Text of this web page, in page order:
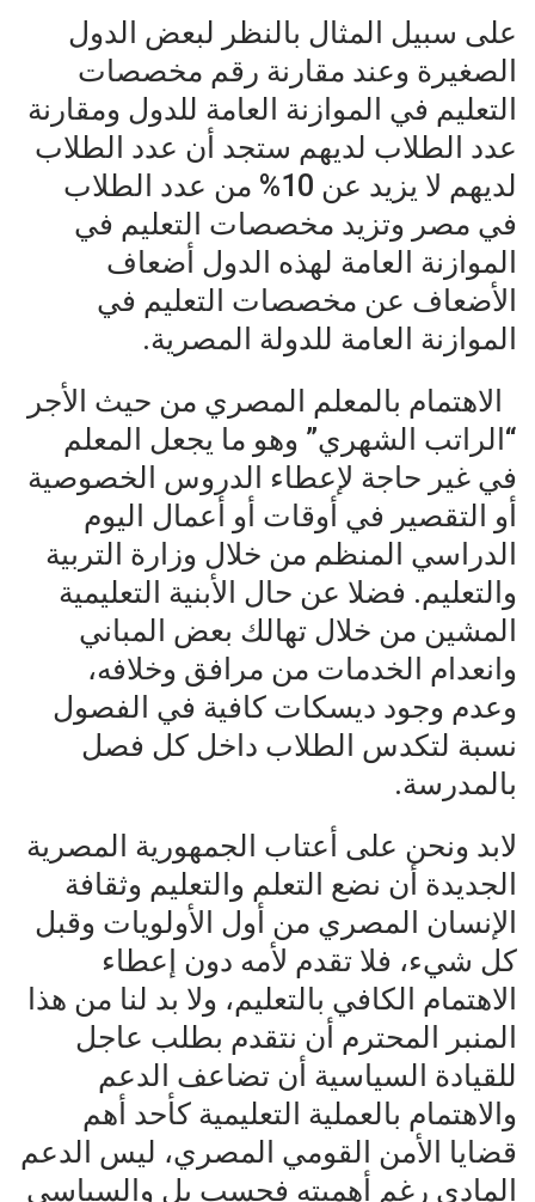
على سبيل المثال بالنظر لبعض الدول
الصغيرة وعند مقارنة رقم مخصصات
التعليم في الموازنة العامة للدول ومقارنة
عدد الطلاب لديهم ستجد أن عدد الطلاب
لديهم لا يزيد عن 10% من عدد الطلاب
في مصر وتزيد مخصصات التعليم في
الموازنة العامة لهذه الدول أضعاف
الأضعاف عن مخصصات التعليم في
الموازنة العامة للدولة المصرية.
الاهتمام بالمعلم المصري من حيث الأجر
“الراتب الشهري” وهو ما يجعل المعلم
في غير حاجة لإعطاء الدروس الخصوصية
أو التقصير في أوقات أو أعمال اليوم
الدراسي المنظم من خلال وزارة التربية
والتعليم. فضلا عن حال الأبنية التعليمية
المشين من خلال تهالك بعض المباني
وانعدام الخدمات من مرافق وخلافه،
وعدم وجود ديسكات كافية في الفصول
نسبة لتكدس الطلاب داخل كل فصل
بالمدرسة.
لابد ونحن على أعتاب الجمهورية المصرية
الجديدة أن نضع التعلم والتعليم وثقافة
الإنسان المصري من أول الأولويات وقبل
كل شيء، فلا تقدم لأمه دون إعطاء
الاهتمام الكافي بالتعليم، ولا بد لنا من هذا
المنبر المحترم أن نتقدم بطلب عاجل
للقيادة السياسية أن تضاعف الدعم
والاهتمام بالعملية التعليمية كأحد أهم
قضايا الأمن القومي المصري، ليس الدعم
المادي رغم أهميته فحسب بل والسياسي